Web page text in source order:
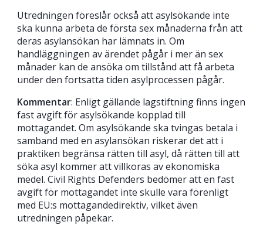
Utredningen föreslår också att asylsökande inte
ska kunna arbeta de första sex månaderna från att
deras asylansökan har lämnats in. Om
handläggningen av ärendet pågår i mer än sex
månader kan de ansöka om tillstånd att få arbeta
under den fortsatta tiden asylprocessen pågår.
Kommentar: Enligt gällande lagstiftning finns ingen
fast avgift för asylsökande kopplad till
mottagandet. Om asylsökande ska tvingas betala i
samband med en asylansökan riskerar det att i
praktiken begränsa rätten till asyl, då rätten till att
söka asyl kommer att villkoras av ekonomiska
medel. Civil Rights Defenders bedömer att en fast
avgift för mottagandet inte skulle vara förenligt
med EU:s mottagandedirektiv, vilket även
utredningen påpekar.